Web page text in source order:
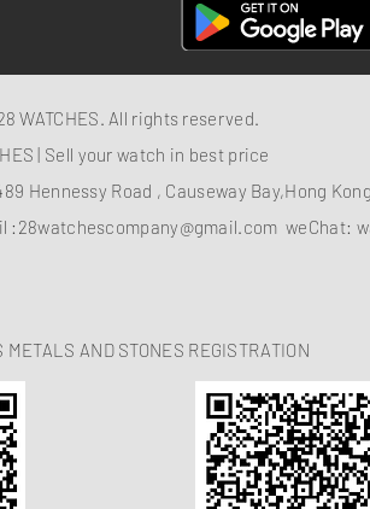
WATCHES. All rights reserved.
| Sell your watch in best price
Hennessy Road , Causeway Bay,Hong Kong
: 28watchescompany@gmail.com weChat:
METALS AND STONES REGISTRATION